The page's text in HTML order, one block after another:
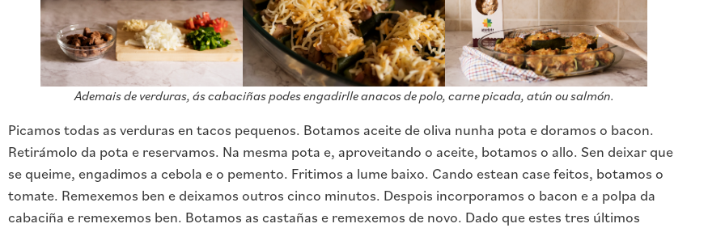
Ademais de verduras, ás cabaciñas podes engadirlle anacos de polo, carne picada, atún ou salmón.
Picamos todas as verduras en tacos pequenos. Botamos aceite de oliva nunha pota e doramos o bacon.
Retirámolo da pota e reservamos. Na mesma pota e, aproveitando o aceite, botamos o allo. Sen deixar que
se queime, engadimos a cebola e o pemento. Fritimos a lume baixo. Cando estean case feitos, botamos o
tomate. Remexemos ben e deixamos outros cinco minutos. Despois incorporamos o bacon e a polpa da
cabaciña e remexemos ben. Botamos as castañas e remexemos de novo. Dado que estes tres últimos